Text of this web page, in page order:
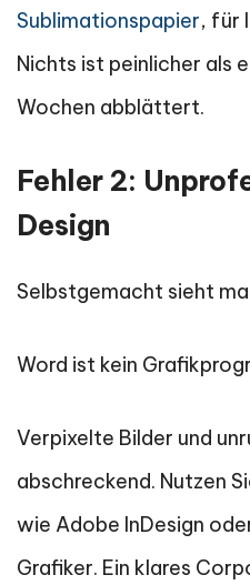
Sublimationspapier, für
Nichts ist peinlicher als
Wochen abblättert.
Fehler 2:
Design
Selbstgemacht sieht
Word ist kein
Verpixelte Bilder und
abschreckend. Nutzen
wie Adobe InDesign
Grafiker. Ein klares